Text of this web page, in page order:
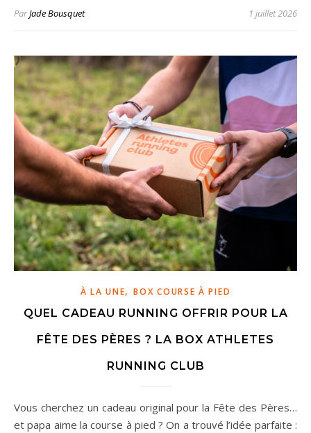
ParJade Bousquet 1 juillet 2026
À LA UNE,BOX COURSE À PIED
QUEL CADEAU RUNNING OFFRIR POUR LA
FÊTE DES PÈRES ? LA BOX ATHLETES
RUNNING CLUB
Vous cherchez un cadeau original pour la Fête des Pères…
et papa aime la course à pied ? On a trouvé l’idée parfaite :